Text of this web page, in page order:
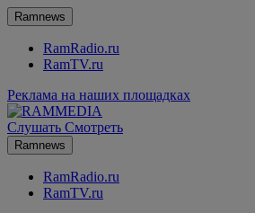
Ramnews
RamRadio.ru
RamTV.ru
Реклама на наших площадках
Слушать Смотреть
Ramnews
RamRadio.ru
RamTV.ru